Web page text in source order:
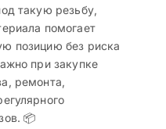
такую резьбу,
помогает
позицию без риска
при закупке
ремонта,
📦